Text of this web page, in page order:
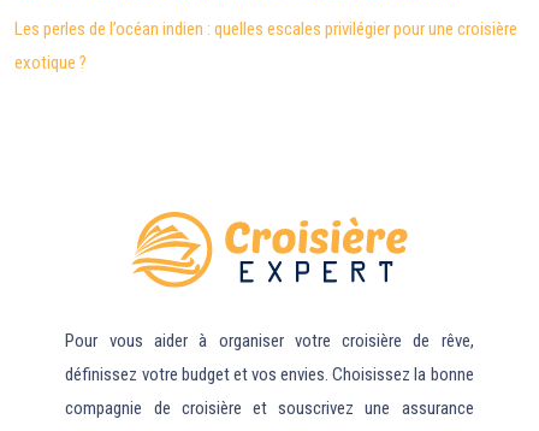
Les perles de l’océan indien : quelles escales privilégier pour une croisière
exotique ?
Pour vous aider à organiser votre croisière de rêve,
définissez votre budget et vos envies. Choisissez la bonne
compagnie de croisière et souscrivez une assurance